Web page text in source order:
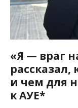
«Я — враг
рассказал,
и чем для
к АУЕ*